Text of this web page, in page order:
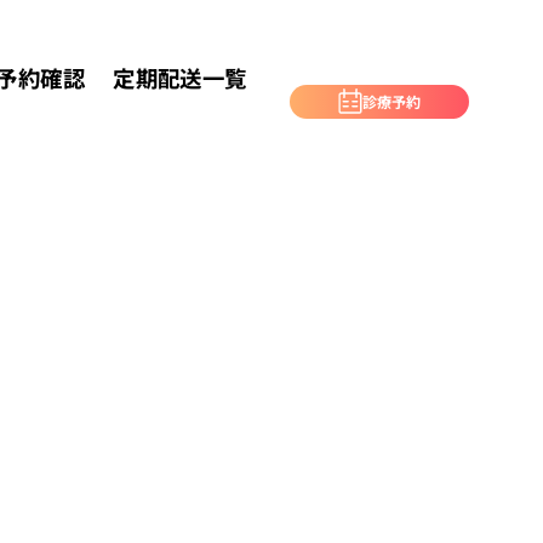
診療予約
約確認 定期配送一覧